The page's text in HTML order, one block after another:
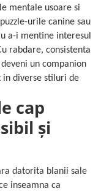
mentale usoare si
urile canine sau
a-i mentine interesul
rabdare, consistenta
un companion
in diverse stiluri de
cap
și
datorita blanii sale
inseamna ca